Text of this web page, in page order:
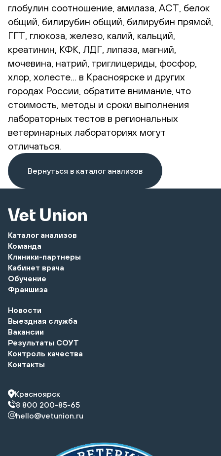
глобулин соотношение, амилаза, АСТ, белок
общий, билирубин общий, билирубин прямой,
ГГТ, глюкоза, железо, калий, кальций,
креатинин, КФК, ЛДГ, липаза, магний,
мочевина, натрий, триглицериды, фосфор,
хлор, холесте... в Красноярске и других
городах России, обратите внимание, что
стоимость, методы и сроки выполнения
лабораторных тестов в региональных
ветеринарных лабораториях могут
отличаться.
Вернуться в каталог анализов
Каталог анализов
Команда
Клиники-партнеры
Кабинет врача
Обучение
Франшиза
Новости
Выездная служба
Вакансии
Результаты СОУТ
Контроль качества
Контакты
Красноярск
8 800 200-85-65
hello@vetunion.ru